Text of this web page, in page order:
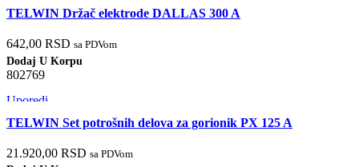
Brzi pregled
TELWIN Držač elektrode DALLAS 300 A
642,00 RSD sa PDVom
Dodaj U Korpu
802769
Uporedi
Brzi pregled
TELWIN Set potrošnih delova za gorionik PX 125 A
21.920,00 RSD sa PDVom